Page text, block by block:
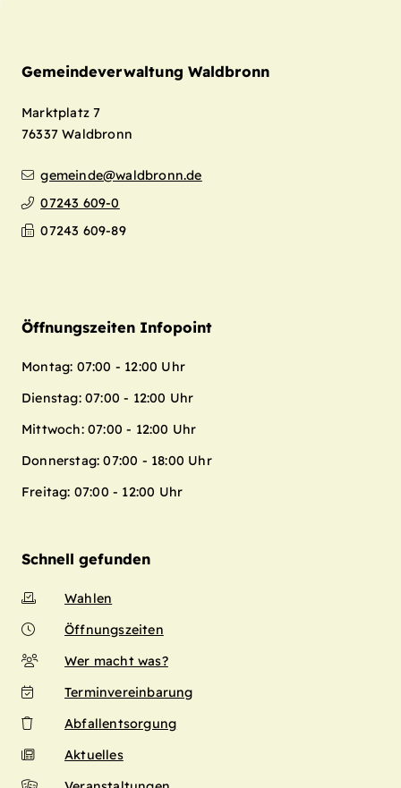
Gemeindeverwaltung Waldbronn
Marktplatz 7
76337 Waldbronn
gemeinde@waldbronn.de
07243 609-0
07243 609-89
Leaflet| Map data ©OpenStreetMap
contributors,CC-BY-SA
Öffnungszeiten Infopoint
Montag: 07:00 - 12:00 Uhr
Dienstag: 07:00 - 12:00 Uhr
Mittwoch: 07:00 - 12:00 Uhr
Donnerstag: 07:00 - 18:00 Uhr
Freitag: 07:00 - 12:00 Uhr
Schnell gefunden
Wahlen
Öffnungszeiten
Wer macht was?
Terminvereinbarung
Abfallentsorgung
Aktuelles